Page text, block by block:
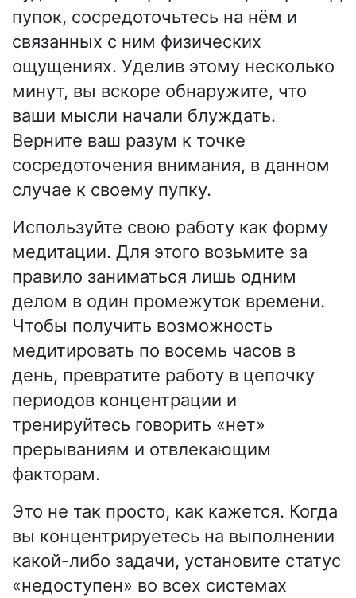
пупок, сосредоточьтесь на нём и
связанных с ним физических
ощущениях. Уделив этому несколько
минут, вы вскоре обнаружите, что
ваши мысли начали блуждать.
Верните ваш разум к точке
сосредоточения внимания, в данном
случае к своему пупку.
Используйте свою работу как форму
медитации. Для этого возьмите за
правило заниматься лишь одним
делом в один промежуток времени.
Чтобы получить возможность
медитировать по восемь часов в
день, превратите работу в цепочку
периодов концентрации и
тренируйтесь говорить «нет»
прерываниям и отвлекающим
факторам.
Это не так просто, как кажется. Когда
вы концентрируетесь на выполнении
какой-либо задачи, установите статус
«недоступен» во всех системах